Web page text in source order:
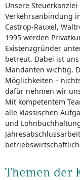
Unsere
Verkehrsanbindung
Castrop-Rauxel,
1995 werden
Existenzgründer
betreut. Dabei ist
Mandanten wichtig.
Möglichkeiten –
dafür nehmen wir
Mit kompetentem
alle klassischen
und
Themen der